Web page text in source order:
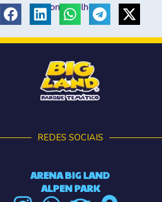
Compartilhe:
REDES SOCIAIS
ARENA BIG LAND
ALPEN PARK